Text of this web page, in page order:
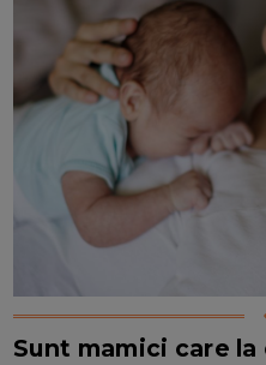
Sunt mamici care